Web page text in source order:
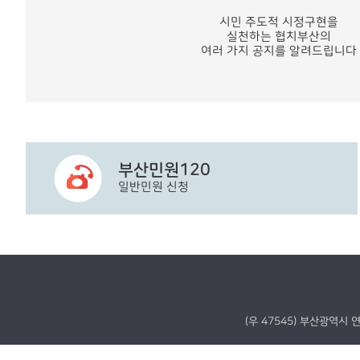
시민 주도적 시정구현을
실천하는 협치부산의
여러 가지 공지를 알려드립니다
부산민원120
일반민원 신청
(우 47545) 부산광역시